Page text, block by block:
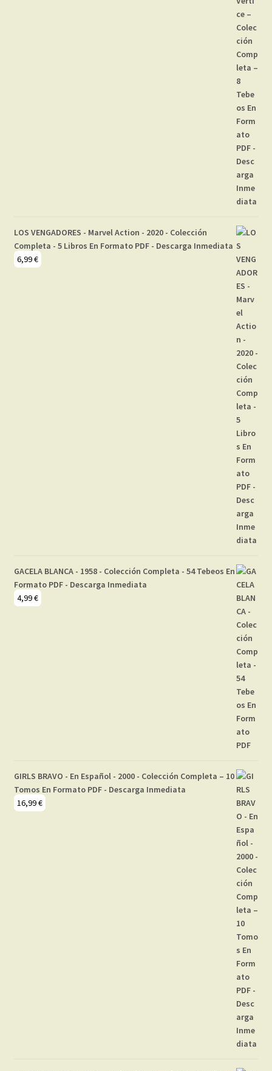
LOS VENGADORES - Marvel Action - 2020 - Colección
Completa - 5 Libros En Formato PDF - Descarga Inmediata
6,99€
GACELA BLANCA - 1958 - Colección Completa - 54 Tebeos En
Formato PDF - Descarga Inmediata
4,99€
GIRLS BRAVO - En Español - 2000 - Colección Completa – 10
Tomos En Formato PDF - Descarga Inmediata
16,99€